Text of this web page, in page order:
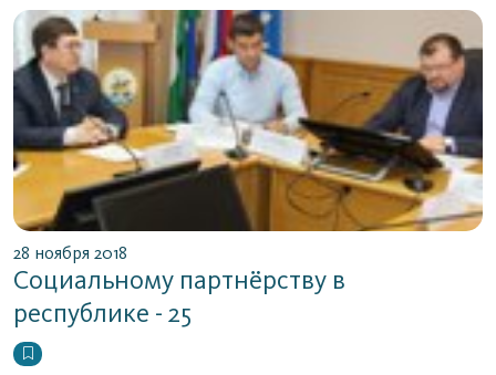
28 ноября 2018
Социальному партнёрству в
республике - 25